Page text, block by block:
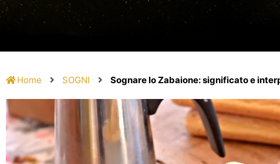
Home SOGNI Sognare lo Zabaione: significato e